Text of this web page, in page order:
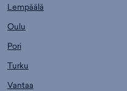
Lempäälä
Oulu
Pori
Turku
Vantaa